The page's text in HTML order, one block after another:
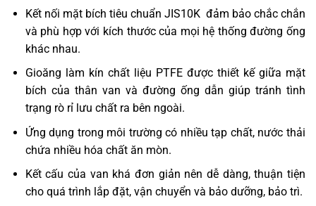
Kết nối mặt bích tiêu chuẩn JIS10K đảm bảo chắc chắn
và phù hợp với kích thước của mọi hệ thống đường ống
khác nhau.
Gioăng làm kín chất liệu PTFE được thiết kế giữa mặt
bích của thân van và đường ống dẫn giúp tránh tình
trạng rò rỉ lưu chất ra bên ngoài.
Ứng dụng trong môi trường có nhiều tạp chất, nước thải
chứa nhiều hóa chất ăn mòn.
Kết cấu của van khá đơn giản nên dễ dàng, thuận tiện
cho quá trình lắp đặt, vận chuyển và bảo dưỡng, bảo trì.